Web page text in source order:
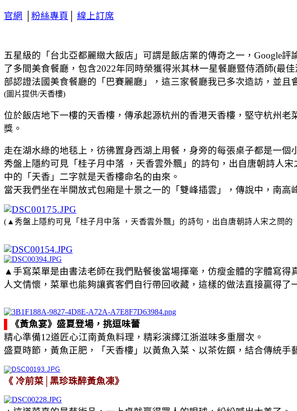
官網 粉絲專頁 線上訂席
五星級的「台北亞都麗緻大飯店」可謂是飯店業的傳奇之一，Google
了多間美食餐廳，包含2022年同時榮獲得米其林一星餐廳暨侍酒師(最
部認證法國美食餐廳的「巴賽麗廳」，這三家餐廳我已多次造訪，並且
(圖片提供/天香樓)
位於飯店地下一樓的天香樓，傳承起源杭州的香港天香樓，堅守杭州
獎。
走在湖水綠的地毯上，彷彿置身西湖上用餐，身旁的每張桌子都是一個
秀盤上隱約可見「桂子月中落 ，天香雲外飄」的詩句，出自唐朝詩人
中的「天香」二字就是天香樓命名的由來。
當天我們坐在半開放式包廂是十景之一的「雙峰插雲」，傳說中，南
( ▲秀盤上隱約可見「桂子月中落 ，天香雲外飄」的詩句，出自唐朝詩人宋之問的
▲手寫菜單是由書法老師在我們點餐後當場揮毫，仿瘦金體的字體寫
人文情懷，菜單也能夠讓賓客們自行帶回收藏，這樣的做法直接贏得了
《黃魚宴》盛夏登場，挑逗味蕾
精心準備12道匠心江南黃魚料理，精彩演繹江浙滋味多重層次。
盛夏時節，黃魚正肥，「天香樓」以黃魚入菜、以茶佐饌，結合傳統
《 冷前菜│黑珍珠醉黃魚凍》